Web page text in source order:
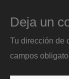
Deja un
Tu dirección de
campos